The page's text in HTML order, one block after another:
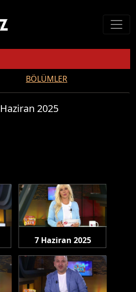
BÖLÜMLER
2025
7 Haziran 2025